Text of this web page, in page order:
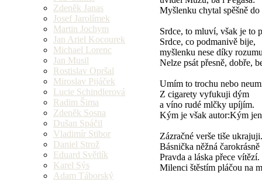
Zdeněk Janas
Josef Jarolímek
Martin Jochym
Jan Ariel Kocourek
Michael Lorenc
Jan Musil
Rostislav Opršal
Miroslav Pijáček
Lucie Schindlerová
Radim Šima
Zdeněk Sosna
Dušan Spáčil
Vladimír Stibor
Daniel Strož
Eduard Světlík
Karel Sýs
Adam Táborský
Myšlenku chytal spěšně do
Srdce, to mluví, však je to
Srdce, co podmanivě bije,
myšlenku nese díky
Nelze psát přesně, dobře,
Umím to trochu nebo
Z cigarety vyfukuji dým
a víno rudé mlčky upíjím.
Kým je však autor:Kým
Zázračné verše tiše ukrajuji.
Básnička něžná
Pravda a láska přece vítězí.
Milenci štěstím pláčou na